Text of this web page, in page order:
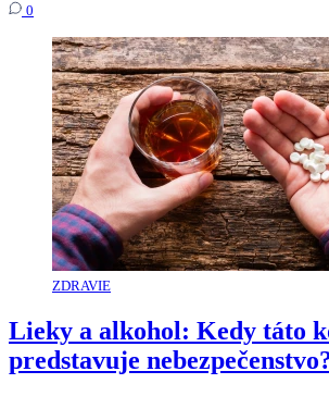
0
ZDRAVIE
Lieky a alkohol: Kedy táto
predstavuje